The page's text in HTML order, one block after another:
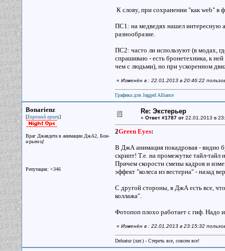
К слову, при сохранении "как web" в
ПС1: на медведях нашел интересную
разнообразие.
ПС2: часто ли используют (в модах,
спрашиваю - есть бронетехника, к
чем с людьми), но при ускоренном
« Изменён в : 22.01.2013 в 20:46:22
Графика для Jagged Alliance
Bonarienz
[Хороший ариец]
Враг Джавдета в анимации ДжА2, Бон-
а-рьен-ц!
Репутация: +346
Re: Экстерьер
« Ответ #1787 от22.01.2013 в
2Green Eyes:
В ДжА анимация покадровая - видно
скрипт! Т.е. на промежутке тайл-тайл
Причем скорости смены кадров и
эффект "колеса из вестерна" - назад
С другой стороны, в ДжА есть все,
коллажа".
Фотопоп плохо работает с гиф. Надо
« Изменён в : 22.01.2013 в 23:15:32
Deleatur (лат.) - Стереть все, совсем все!